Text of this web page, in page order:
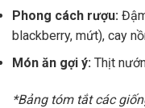
Phong cách rượu:
blackberry, mứt), cay
Món ăn gợi ý: Thịt
*Bảng tóm tắt các